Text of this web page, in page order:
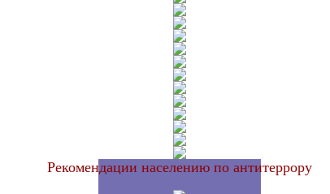
Рекомендации населению по антитеррору